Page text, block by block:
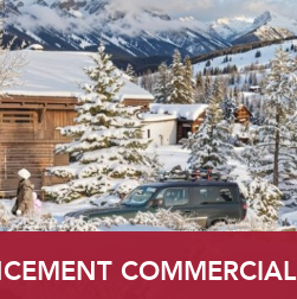
COMMERCIAL